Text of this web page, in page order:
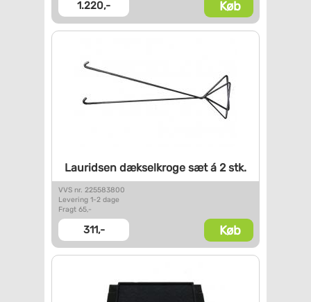
1.220,- Køb
Lauridsen dækselkroge sæt á 2stk.
VVS nr. 225583800
Levering 1-2 dage
Fragt 65,-
311,- Køb